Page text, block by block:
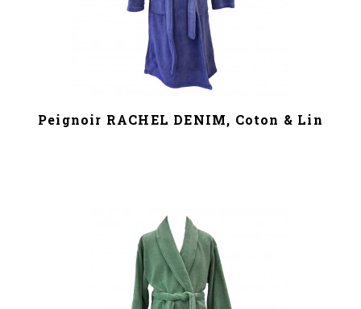
Peignoir RACHEL DENIM, Coton & Lin